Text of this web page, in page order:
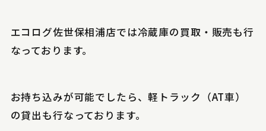
エコログ佐世保相浦店では冷蔵庫の買取・販売も行
なっております。
お持ち込みが可能でしたら、軽トラック（AT車）
の貸出も行なっております。